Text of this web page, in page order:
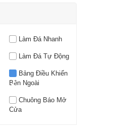
Làm Đá Nhanh
Làm Đá Tự Động
Bảng Điều Khiển
Bên Ngoài
Chuông Báo Mở
Cửa